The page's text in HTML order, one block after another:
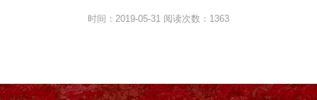
时间：2019-05-31 阅读次数： 1363